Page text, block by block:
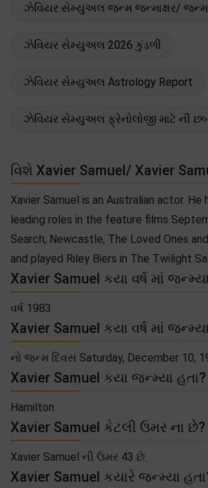
ઝેવિયર સેમ્યુઅલ જન્મ જન્માક્ષર/ જન્મ
ઝેવિયર સેમ્યુઅલ 2026 કુંડળી
ઝેવિયર સેમ્યુઅલ Astrology Report
ઝેવિયર સેમ્યુઅલ ફ્રેનોલોજી માટે ની
વિશે Xavier Samuel/ Xavier
Xavier Samuel is an Australian actor. He
leading roles in the feature films
Search, Newcastle, The Loved Ones
and played Riley Biers in The Twilight
Xavier Samuel કયા વર્ષ માં
વર્ષ 1983
Xavier Samuel કયા વર્ષ માં
નો જન્મ દિવસ Saturday, December 10,
Xavier Samuel કયા જન્મ્યા હતા?
Hamilton
Xavier Samuel કેટલી ઉમર ના છે?
Xavier Samuel ની ઉમર 43 છે.
Xavier Samuel કયારે જન્મ્યા